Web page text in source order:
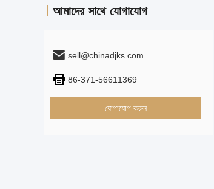
আমাদের সাথে যোগাযোগ
sell@chinadjks.com
86-371-56611369
যোগাযোগ করুন